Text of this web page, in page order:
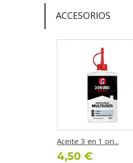
ACCESORIOS
Aceite 3 en 1 ori...
4,50 €